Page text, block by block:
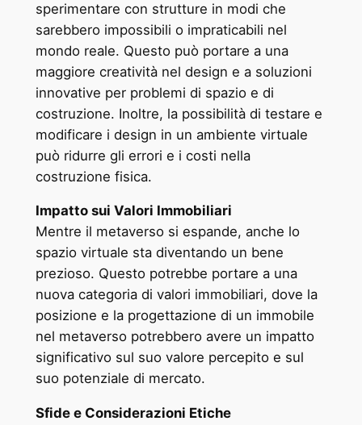
sperimentare con strutture in modi che
sarebbero impossibili o impraticabili nel
mondo reale. Questo può portare a una
maggiore creatività nel design e a soluzioni
innovative per problemi di spazio e di
costruzione. Inoltre, la possibilità di testare e
modificare i design in un ambiente virtuale
può ridurre gli errori e i costi nella
costruzione fisica.
Impatto sui Valori Immobiliari
Mentre il metaverso si espande, anche lo
spazio virtuale sta diventando un bene
prezioso. Questo potrebbe portare a una
nuova categoria di valori immobiliari, dove la
posizione e la progettazione di un immobile
nel metaverso potrebbero avere un impatto
significativo sul suo valore percepito e sul
suo potenziale di mercato.
Sfide e Considerazioni Etiche